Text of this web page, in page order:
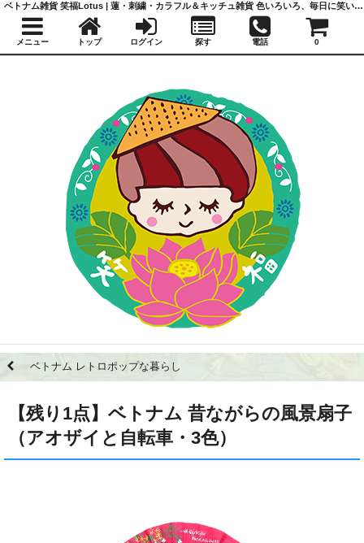
ベトナム レトロポップな暮らし
【残り1点】ベトナム 昔ながらの風景扇子
（アオザイと自転車・3色）
ベトナム雑貨 笑福Lotus | 蓮・刺繍・カラフル＆キッチュ雑貨 色いろいろ、毎日に笑いと福を
メニュー トップ ログイン 探す 電話 0